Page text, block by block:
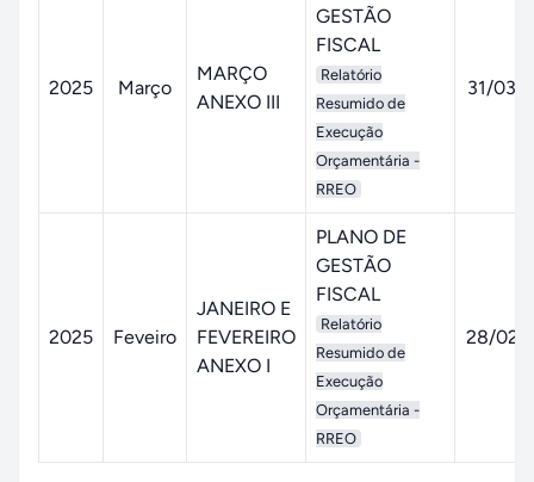
2025 Março
MARÇO
ANEXO III
GESTÃO
FISCAL
Relatório
Resumido de
Execução
Orçamentária -
RREO
31/03/
2025 Feveiro
JANEIRO E
FEVEREIRO
ANEXO I
PLANO DE
GESTÃO
FISCAL
Relatório
Resumido de
Execução
Orçamentária -
RREO
28/02/